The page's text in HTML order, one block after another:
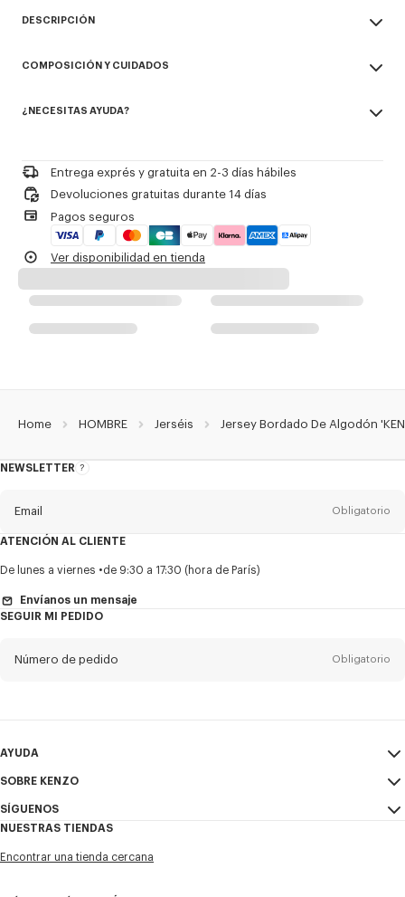
DESCRIPCIÓN
Algodón.
COMPOSICIÓN Y CUIDADOS
100% cotton
Planchar a baja temperatura
No secar en secadora
Lavado para ropa delicada suave a 30 °C
Limpieza profesional en húmedo suave
¿NECESITAS AYUDA?
Entrega exprés y gratuita en 2-3 días hábiles
Devoluciones gratuitas durante 14 días
Pagos seguros
Ver disponibilidad en tienda
Home HOMBRE Jerséis Jersey Bordado De Algodón
NEWSLETTER
Acerca
Email Obligatorio
TítuloObligatorio
Nombre*
Deseo recibir comunicaciones sobre los productos, servicios y
eventos de KENZO, que pueden ser personalizados, especialmente en
ATENCIÓN AL CLIENTE
De lunes a viernes de 9:30 a 17:30 (hora de París)
Envíanos un mensaje
SEGUIR MI PEDIDO
Número de pedido Obligatorio
AYUDA
Mi Cuenta
Guía de tallas
Preguntas frecuentes
SOBRE KENZO
Condiciones de venta
Política de privacidad
SÍGUENOS
Youtube
NUESTRAS TIENDAS
Encontrar una tienda cercana